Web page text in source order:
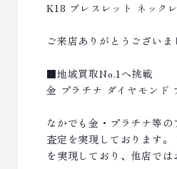
K18 ブレスレット ネック
ご来店ありがとうございま
■地域買取No.1へ挑戦
金 プラチナ ダイヤモンド
なかでも金・プラチナ等
査定を実現しております
を実現しており、他店で